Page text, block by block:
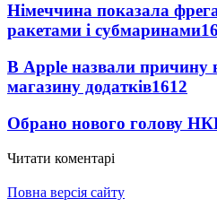
Німеччина показала
ракетами і субмаринами
В Apple назвали причину
магазину додатків1612
Обрано нового голову
Читати коментарі
Повна версія сайту